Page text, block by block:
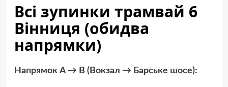
Всі зупинки трамвай 6
Вінниця (обидва
напрямки)
Напрямок A → B (Вокзал → Барське шосе):